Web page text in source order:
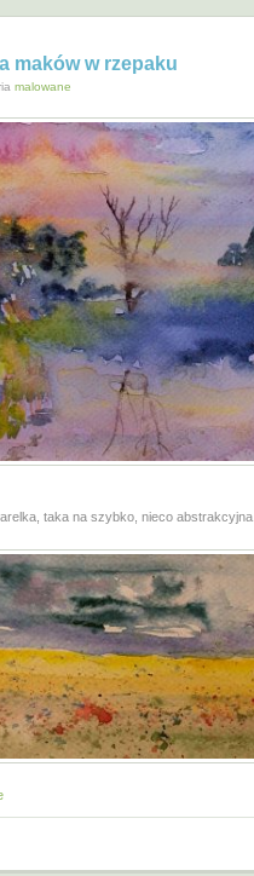
maków w rzepaku
malowane
taka na szybko, nieco abstrakcyjna.